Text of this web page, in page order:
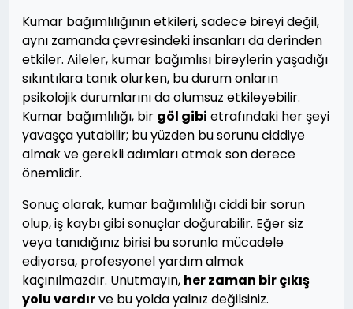
Kumar bağımlılığının etkileri, sadece bireyi değil,
aynı zamanda çevresindeki insanları da derinden
etkiler. Aileler, kumar bağımlısı bireylerin yaşadığı
sıkıntılara tanık olurken, bu durum onların
psikolojik durumlarını da olumsuz etkileyebilir.
Kumar bağımlılığı, bir göl gibi etrafındaki her şeyi
yavaşça yutabilir; bu yüzden bu sorunu ciddiye
almak ve gerekli adımları atmak son derece
önemlidir.
Sonuç olarak, kumar bağımlılığı ciddi bir sorun
olup, iş kaybı gibi sonuçlar doğurabilir. Eğer siz
veya tanıdığınız birisi bu sorunla mücadele
ediyorsa, profesyonel yardım almak
kaçınılmazdır. Unutmayın, her zaman bir çıkış
yolu vardırve bu yolda yalnız değilsiniz.